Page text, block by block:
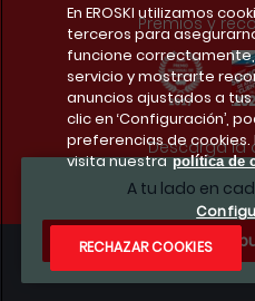
A tu lado en
¿Te
Premios y
Descarga la
Condiciones legales
En EROSKI utilizamos
terceros para
funcione
servicio y mostrarte
anuncios ajustados a
clic en ‘Configuración’,
preferencias de cookies.
visita nuestra política de
RECHAZAR COOKIES